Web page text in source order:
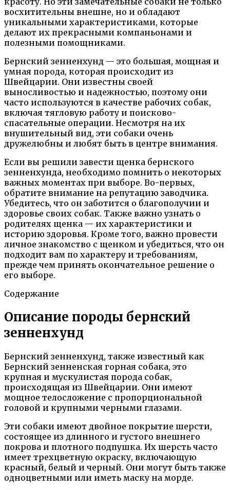
восхитительны внешне, но и обладают
уникальными характеристиками, которые
делают их прекрасными компаньонами и
полезными помощниками.
Бернский зенненхунд — это большая, мощная и
умная порода, которая происходит из
Швейцарии. Они известны своей
выносливостью и надежностью, поэтому они
часто используются в качестве рабочих собак,
включая тягловую работу и поисково-
спасательные операции. Несмотря на их
внушительный вид, эти собаки очень
дружелюбны и любят быть в центре внимания.
Если вы решили завести щенка бернского
зенненхунда, необходимо помнить о некоторых
важных моментах при выборе. Во-первых,
обратите внимание на репутацию заводчика.
Убедитесь, что он заботится о благополучии и
здоровье своих собак. Также важно узнать о
родителях щенка — их характеристики и
историю здоровья. Кроме того, важно провести
личное знакомство с щенком и убедиться, что он
подходит вам по характеру и требованиям,
прежде чем принять окончательное решение о
его выборе.
Содержание
Описание породы бернский
зенненхунд
Бернский зенненхунд, также известный как
Бернский зенненская горная собака, это
крупная и мускулистая порода собак,
происходящая из Швейцарии. Они имеют
мощное телосложение с пропорциональной
головой и крупными черными глазами.
Эти собаки имеют двойное покрытие шерсти,
состоящее из длинного и густого внешнего
покрова и плотного подпушка. Их шерсть часто
имеет трехцветную окраску, включающую
красный, белый и черный. Они могут быть также
одноцветными или иметь маску на морде.